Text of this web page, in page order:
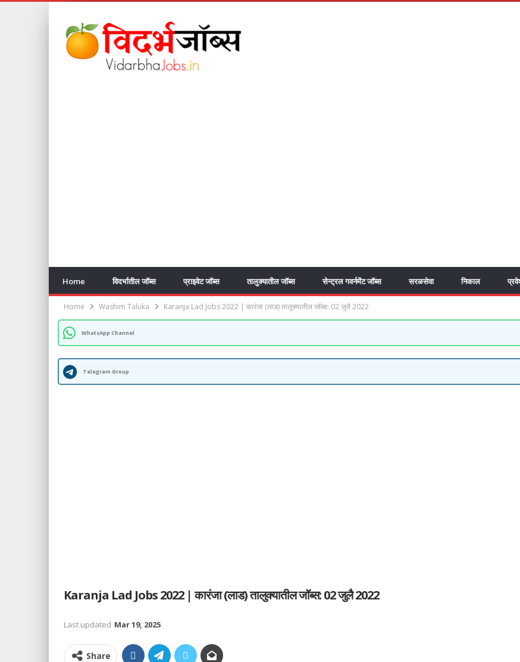
Home विदर्भातील जॉब्स प्राइवेट जॉब्स तालुक्यातील जॉब्स सेन्ट्रल गवर्नमेंट जॉब्स सरळसेवा निकाल
Home Washim Taluka Karanja Lad Jobs 2022 | कारंजा (लाड) तालुक्यातील जॉब्स: 02 जुलै 2022
WhatsApp Channel
Telegram Group
Karanja Lad Jobs 2022 | कारंजा (लाड) तालुक्यातील जॉब्स: 02 जुलै 2022
Last updated Mar 19, 2025
Share